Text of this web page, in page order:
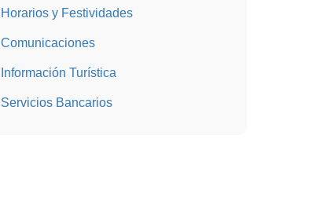
Horarios y Festividades
Comunicaciones
Información Turística
Servicios Bancarios